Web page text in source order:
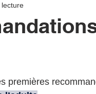
premières